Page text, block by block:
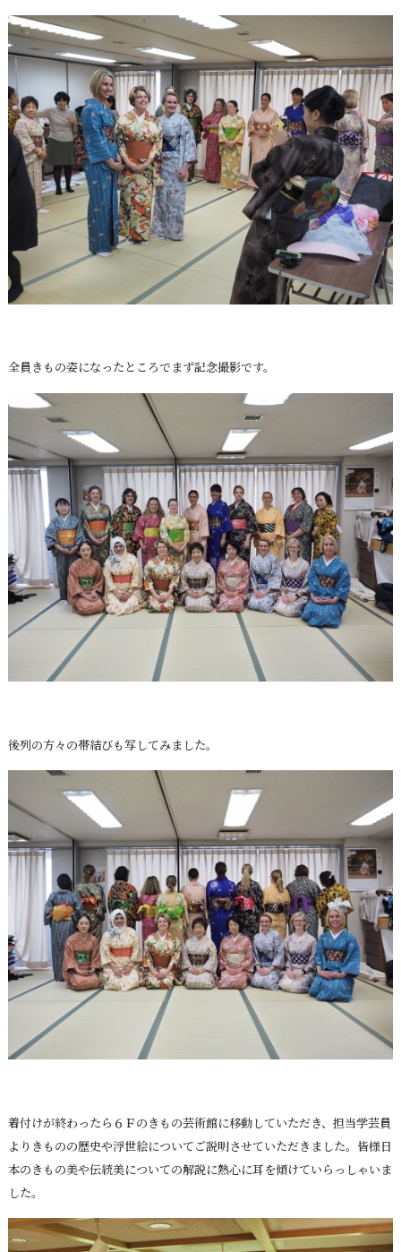
全員きもの姿になったところでまず記念撮影です。
後列の方々の帯結びも写してみました。
着付けが終わったら６Ｆのきもの芸術館に移動していただき、担当学芸員
よりきものの歴史や浮世絵についてご説明させていただきました。皆様日
本のきもの美や伝統美についての解説に熱心に耳を傾けていらっしゃいま
した。